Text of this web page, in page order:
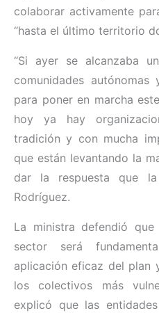
colaborar activamente
“hasta el último territorio
“Si ayer se alcanzaba
comunidades
para poner en marcha
hoy ya hay
tradición y con mucha
que están levantando la
dar la respuesta que la
Rodríguez.
La ministra defendió
sector será
aplicación eficaz del plan
los colectivos más
explicó que las